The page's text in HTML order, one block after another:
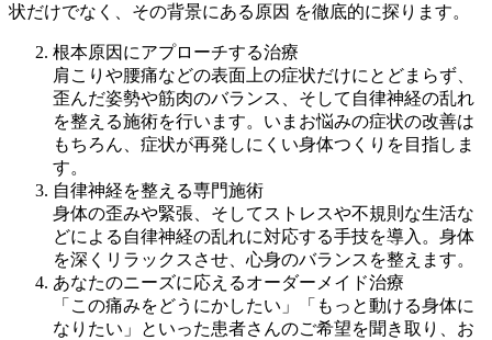
状だけでなく、その背景にある原因 を徹底的に探ります。
根本原因にアプローチする治療
肩こりや腰痛などの表面上の症状だけにとどまらず、
歪んだ姿勢や筋肉のバランス、そして自律神経の乱れ
を整える施術を行います。いまお悩みの症状の改善は
もちろん、症状が再発しにくい身体つくりを目指しま
す。
自律神経を整える専門施術
身体の歪みや緊張、そしてストレスや不規則な生活な
どによる自律神経の乱れに対応する手技を導入。身体
を深くリラックスさせ、心身のバランスを整えます。
あなたのニーズに応えるオーダーメイド治療
「この痛みをどうにかしたい」「もっと動ける身体に
なりたい」といった患者さんのご希望を聞き取り、お